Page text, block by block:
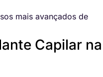
mais avançados de
Capilar na